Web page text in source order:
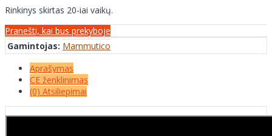
Rinkinys skirtas 20-iai vaikų.
Pranešti, kai bus prekyboje
Gamintojas: Mammutico
Aprašymas
CE ženklinimas
(0) Atsiliepimai